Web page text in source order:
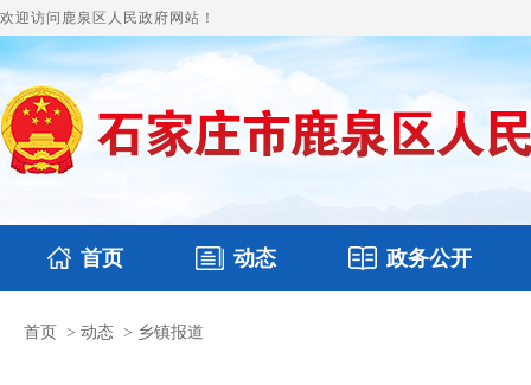
欢迎访问鹿泉区人民政府网站！
首页 动态
国务要闻
政务公开
本区文件
首页 > 动态 > 乡镇报道